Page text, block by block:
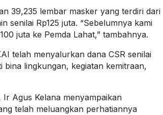
39,235 lembar masker yang terdiri dari
senilai Rp125 juta. “Sebelumnya kami
juta ke Pemda Lahat,” tambahnya.
telah menyalurkan dana CSR senilai
bina lingkungan, kegiatan kemitraan,
Agus Kelana menyampaikan
telah meluangkan perhatiannya